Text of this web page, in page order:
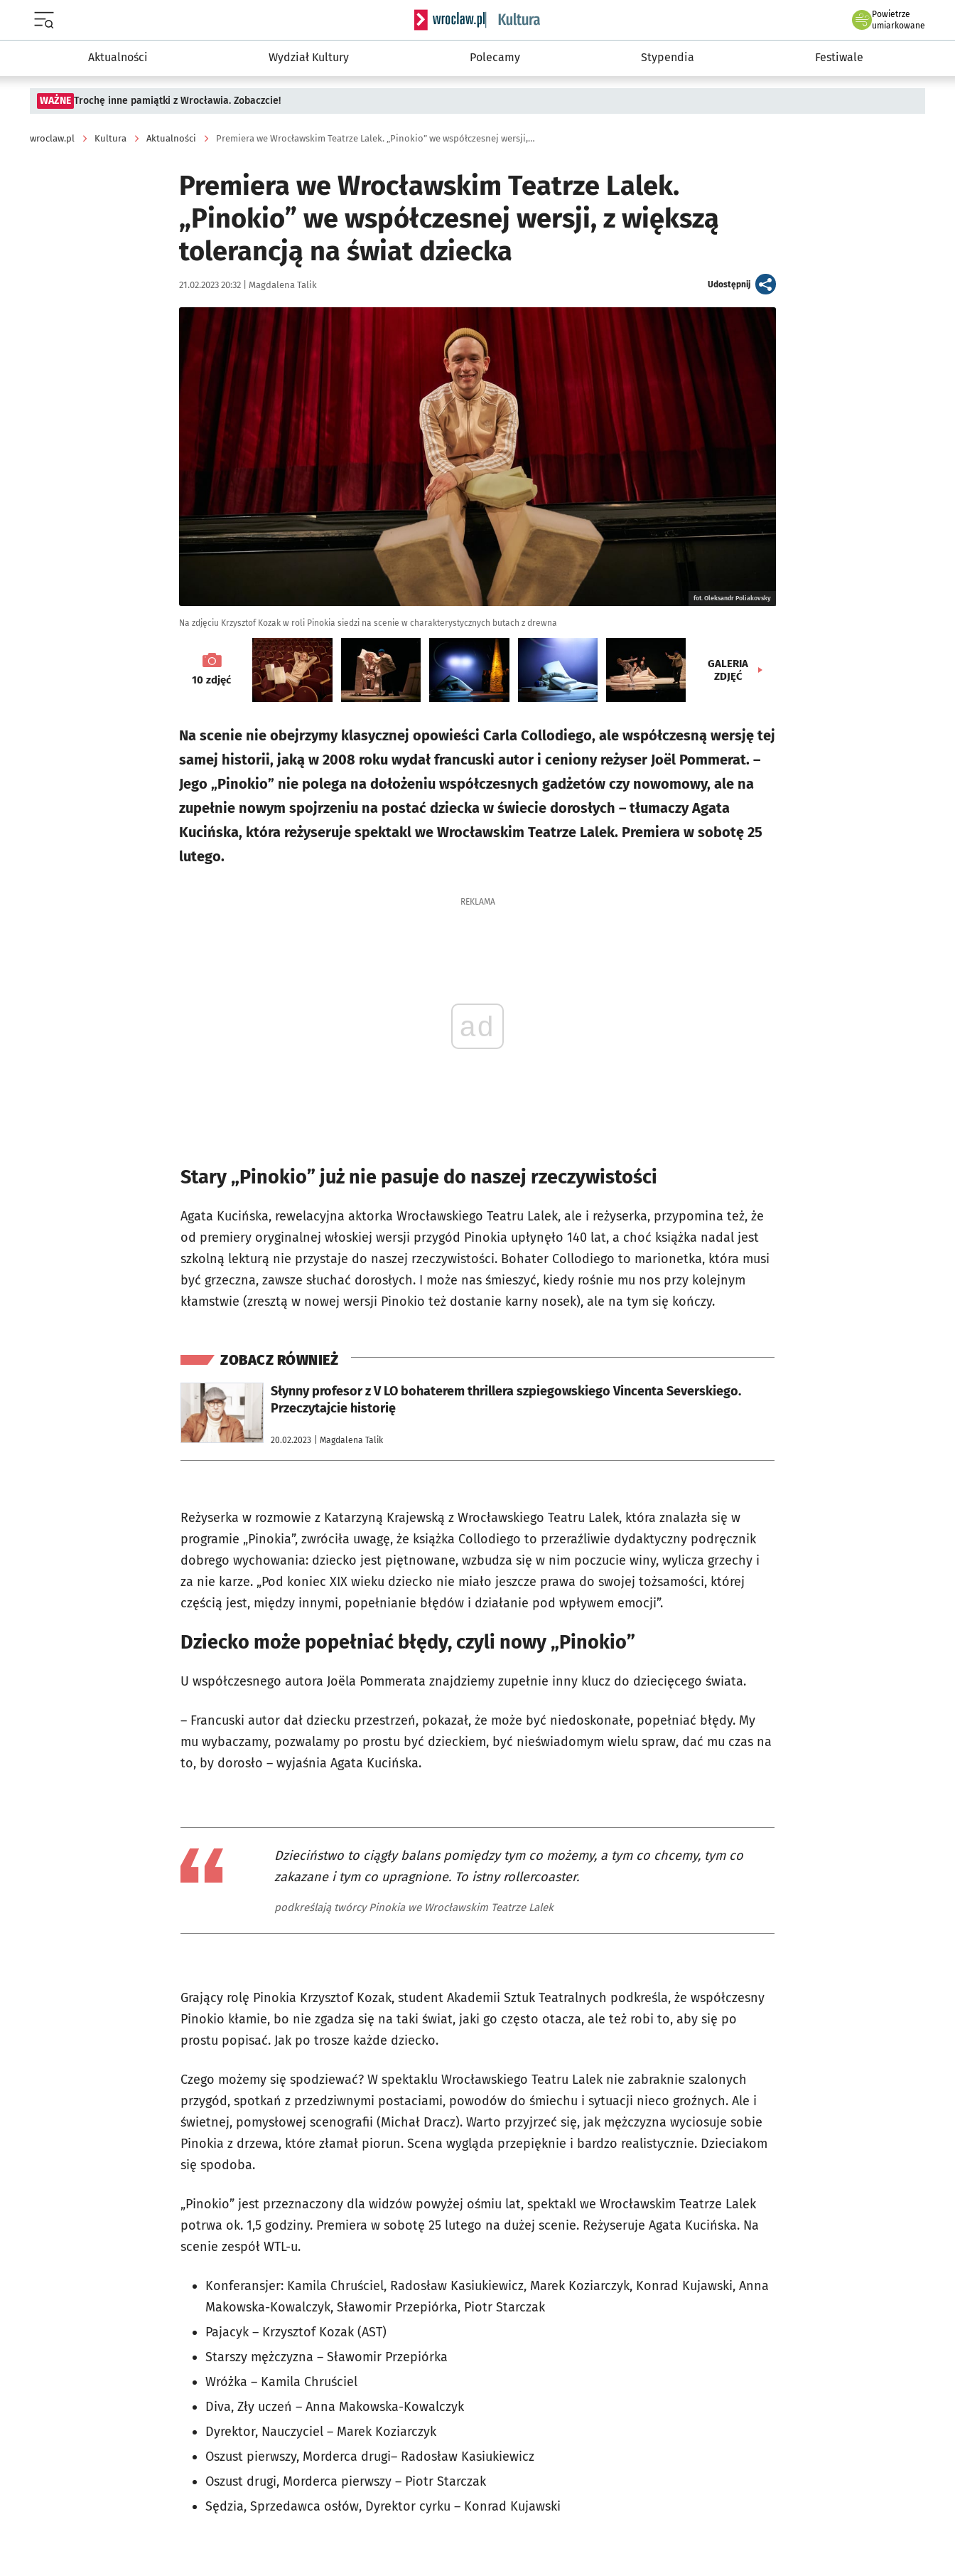
Serwis informacyjny wroclaw.pl podserwis: Kultura
Powietrze
we Wrocławiu
umiarkowane
Aktualności Wydział Kultury Polecamy Stypendia Festiwale
WAŻNE Trochę inne pamiątki z Wrocławia. Zobaczcie!
wroclaw.pl Kultura Aktualności Premiera we Wrocławskim Teatrze Lalek. „Pinokio” we współczesnej wersji, z większą tolerancją na świat dziecka
Premiera we Wrocławskim Teatrze Lalek.
„Pinokio” we współczesnej wersji, z większą
tolerancją na świat dziecka
Data publikacji:
21.02.2023 20:32 | Autor:
Magdalena Talik Udostępnijartykuł
Kliknij, aby zobaczyć galerię
fot. Oleksandr Poliakovsky
Na zdjęciu Krzysztof Kozak w roli Pinokia siedzi na scenie w charakterystycznych butach z drewna
galeria
10 zdjęć
GALERIA
ZDJĘĆ
Na scenie nie obejrzymy klasycznej opowieści Carla Collodiego, ale współczesną wersję tej
samej historii, jaką w 2008 roku wydał francuski autor i ceniony reżyser Joël Pommerat. –
Jego „Pinokio” nie polega na dołożeniu współczesnych gadżetów czy nowomowy, ale na
zupełnie nowym spojrzeniu na postać dziecka w świecie dorosłych – tłumaczy Agata
Kucińska, która reżyseruje spektakl we Wrocławskim Teatrze Lalek. Premiera w sobotę 25
lutego.
REKLAMA
ad
Stary „Pinokio” już nie pasuje do naszej rzeczywistości
Agata Kucińska, rewelacyjna aktorka Wrocławskiego Teatru Lalek, ale i reżyserka, przypomina też, że
od premiery oryginalnej włoskiej wersji przygód Pinokia upłynęło 140 lat, a choć książka nadal jest
szkolną lekturą nie przystaje do naszej rzeczywistości. Bohater Collodiego to marionetka, która musi
być grzeczna, zawsze słuchać dorosłych. I może nas śmieszyć, kiedy rośnie mu nos przy kolejnym
kłamstwie (zresztą w nowej wersji Pinokio też dostanie karny nosek), ale na tym się kończy.
ZOBACZ RÓWNIEŻ
Słynny profesor z V LO bohaterem thrillera szpiegowskiego Vincenta Severskiego.
Przeczytajcie historię
20.02.2023 | Magdalena Talik
otworzy się w nowej karcie
Reżyserka w rozmowie z Katarzyną Krajewską z Wrocławskiego Teatru Lalek, która znalazła się w
programie „Pinokia”, zwróciła uwagę, że książka Collodiego to przeraźliwie dydaktyczny podręcznik
dobrego wychowania: dziecko jest piętnowane, wzbudza się w nim poczucie winy, wylicza grzechy i
za nie karze. „Pod koniec XIX wieku dziecko nie miało jeszcze prawa do swojej tożsamości, której
częścią jest, między innymi, popełnianie błędów i działanie pod wpływem emocji”.
Dziecko może popełniać błędy, czyli nowy „Pinokio”
U współczesnego autora Joëla Pommerata znajdziemy zupełnie inny klucz do dziecięcego świata.
– Francuski autor dał dziecku przestrzeń, pokazał, że może być niedoskonałe, popełniać błędy. My
mu wybaczamy, pozwalamy po prostu być dzieckiem, być nieświadomym wielu spraw, dać mu czas na
to, by dorosło – wyjaśnia Agata Kucińska.
Dzieciństwo to ciągły balans pomiędzy tym co możemy, a tym co chcemy, tym co
zakazane i tym co upragnione. To istny rollercoaster.
podkreślają twórcy Pinokia we Wrocławskim Teatrze Lalek
Grający rolę Pinokia Krzysztof Kozak, student Akademii Sztuk Teatralnych podkreśla, że współczesny
Pinokio kłamie, bo nie zgadza się na taki świat, jaki go często otacza, ale też robi to, aby się po
prostu popisać. Jak po trosze każde dziecko.
Czego możemy się spodziewać? W spektaklu Wrocławskiego Teatru Lalek nie zabraknie szalonych
przygód, spotkań z przedziwnymi postaciami, powodów do śmiechu i sytuacji nieco groźnych. Ale i
świetnej, pomysłowej scenografii (Michał Dracz). Warto przyjrzeć się, jak mężczyzna wyciosuje sobie
Pinokia z drzewa, które złamał piorun. Scena wygląda przepięknie i bardzo realistycznie. Dzieciakom
się spodoba.
„Pinokio” jest przeznaczony dla widzów powyżej ośmiu lat, spektakl we Wrocławskim Teatrze Lalek
potrwa ok. 1,5 godziny. Premiera w sobotę 25 lutego na dużej scenie. Reżyseruje Agata Kucińska. Na
scenie zespół WTL-u.
Konferansjer: Kamila Chruściel, Radosław Kasiukiewicz, Marek Koziarczyk, Konrad Kujawski, Anna
Makowska-Kowalczyk, Sławomir Przepiórka, Piotr Starczak
Pajacyk – Krzysztof Kozak (AST)
Starszy mężczyzna – Sławomir Przepiórka
Wróżka – Kamila Chruściel
Diva, Zły uczeń – Anna Makowska-Kowalczyk
Dyrektor, Nauczyciel – Marek Koziarczyk
Oszust pierwszy, Morderca drugi– Radosław Kasiukiewicz
Oszust drugi, Morderca pierwszy – Piotr Starczak
Sędzia, Sprzedawca osłów, Dyrektor cyrku – Konrad Kujawski